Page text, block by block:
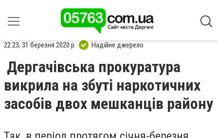
22:23, 31 березня 2020 р. Надійне джерело
Дергачівська прокуратура
викрила на збуті наркотичних
засобів двох мешканців району